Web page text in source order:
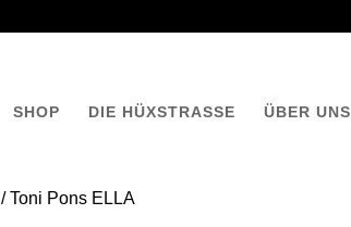
SHOP DIE HÜXSTRASSE ÜBER UNS
/ Toni Pons ELLA